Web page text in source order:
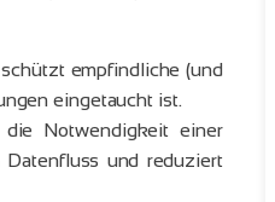
empfindliche (und
eingetaucht ist.
Notwendigkeit einer
Datenfluss und reduziert